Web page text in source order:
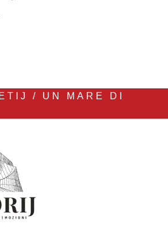
/ UN MARE DI